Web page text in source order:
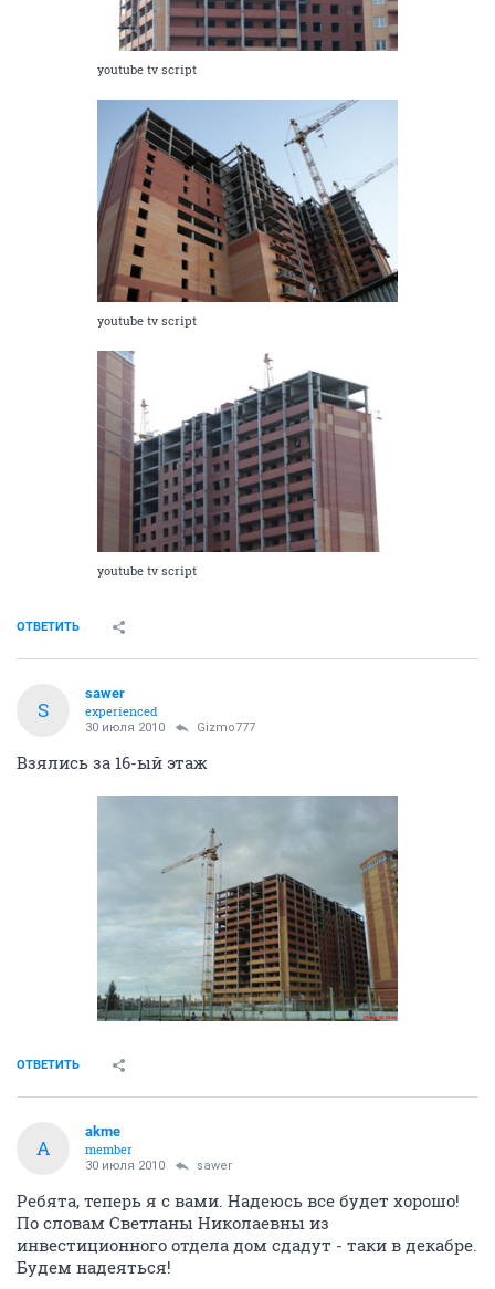
youtube tv script
youtube tv script
youtube tv script
ОТВЕТИТЬ
S
sawer
experienced
30 июля 2010 Gizmo777
Взялись за 16-ый этаж
ОТВЕТИТЬ
A
akme
member
30 июля 2010 sawer
Ребята, теперь я с вами. Надеюсь все будет хорошо!
По словам Светланы Николаевны из
инвестиционного отдела дом сдадут - таки в декабре.
Будем надеяться!